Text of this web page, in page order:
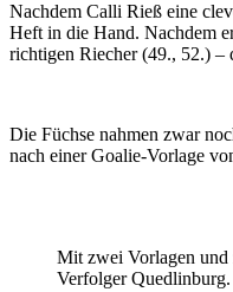
Nachdem Calli Rieß eine
Heft in die Hand. Nachdem
richtigen Riecher (49., 52.) –
Die Füchse nahmen zwar
nach einer Goalie-Vorlage
Mit zwei Vorlagen und
Verfolger